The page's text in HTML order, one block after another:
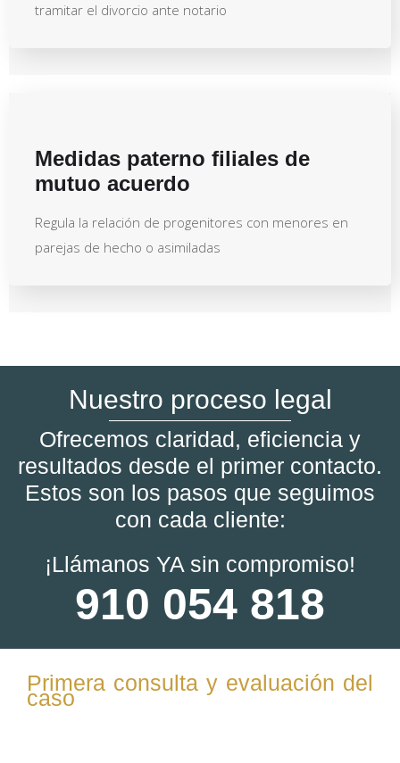
tramitar el divorcio ante notario
Medidas paterno filiales de
mutuo acuerdo
Regula la relación de progenitores con menores en
parejas de hecho o asimiladas
Nuestro proceso legal
Ofrecemos claridad, eficiencia y
resultados desde el primer contacto.
Estos son los pasos que seguimos
con cada cliente:
¡Llámanos YA sin compromiso!
910 054 818
Primera consulta y evaluación del
caso